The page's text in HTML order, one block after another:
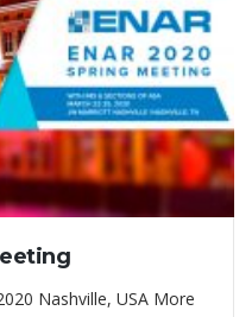
Nashville, USA More